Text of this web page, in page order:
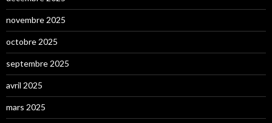
novembre 2025
octobre 2025
septembre 2025
avril 2025
mars 2025